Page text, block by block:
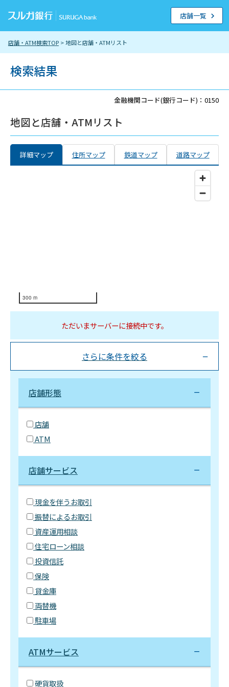
店舗・ATM検索TOP > 地図と店舗・ATMリスト
店舗一覧
検索結果
金融機関コード(銀行コード)：0150
地図と店舗・ATMリスト
詳細マップ 住所マップ 鉄道マップ 道路マップ
300 m
ただいまサーバーに接続中です。
さらに条件を絞る
店舗形態
店舗
ATM
店舗サービス
現金を伴うお取引
振替によるお取引
資産運用相談
住宅ローン相談
投資信託
保険
貸金庫
両替機
駐車場
ATMサービス
硬貨取扱